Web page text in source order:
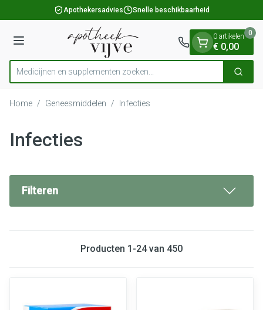
Ga naar de inhoudApothekersadvies Snelle beschikbaarheid
Menu
Product, merk, categorie...
Medicijnen en supplementen zoeken Zoek
0 artikelen
€ 0,00
0
Home / Geneesmiddelen / Infecties
Infecties
Filteren
Producten 1 -24van 450